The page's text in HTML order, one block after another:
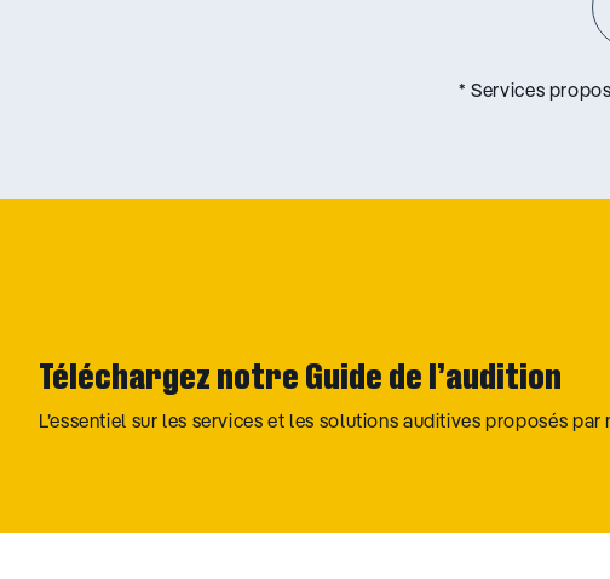
* Services
Téléchargez notre Guide de l’audition
L’essentiel sur les services et les solutions auditives proposés par